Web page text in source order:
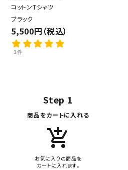
コットンTシャツ
ブラック
5,500円（税込）
1件
Step 1
商品をカートに入れる
add_shopping_cart
お気に入りの商品を
カートに入れます。